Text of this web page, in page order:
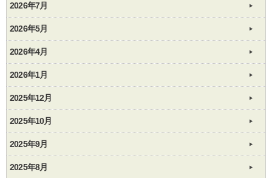
2026年7月
2026年5月
2026年4月
2026年1月
2025年12月
2025年10月
2025年9月
2025年8月